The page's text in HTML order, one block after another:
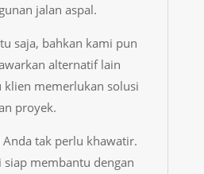
jalan aspal.
saja, bahkan kami pun
alternatif lain
klien memerlukan solusi
proyek.
Anda tak perlu khawatir.
siap membantu dengan